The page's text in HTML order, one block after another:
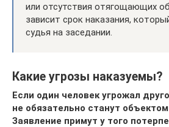
или отсутствия отягощающих
зависит срок наказания,
судья на заседании.
Какие угрозы наказуемы?
Если один человек угрожал
не обязательно станут
Заявление примут у того